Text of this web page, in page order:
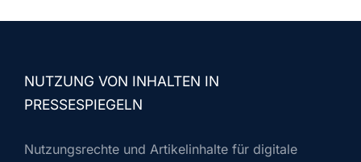
NUTZUNG VON INHALTEN IN
PRESSESPIEGELN
Nutzungsrechte und Artikelinhalte für digitale